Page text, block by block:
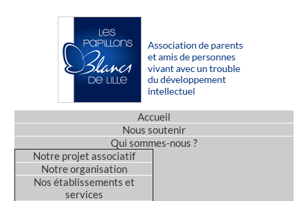
Accueil
Nous soutenir
Qui sommes-nous ?
Notre projet associatif
Notre organisation
Nos établissements et
services